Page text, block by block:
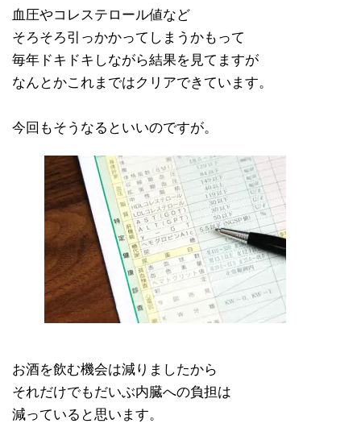
血圧やコレステロール値など
そろそろ引っかかってしまうかもって
毎年ドキドキしながら結果を見てますが
なんとかこれまではクリアできています。
今回もそうなるといいのですが。
お酒を飲む機会は減りましたから
それだけでもだいぶ内臓への負担は
減っていると思います。